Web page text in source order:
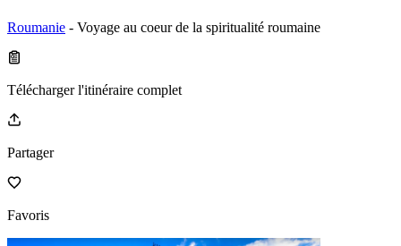
Roumanie - Voyage au coeur de la spiritualité roumaine
Télécharger l'itinéraire complet
Partager
Favoris